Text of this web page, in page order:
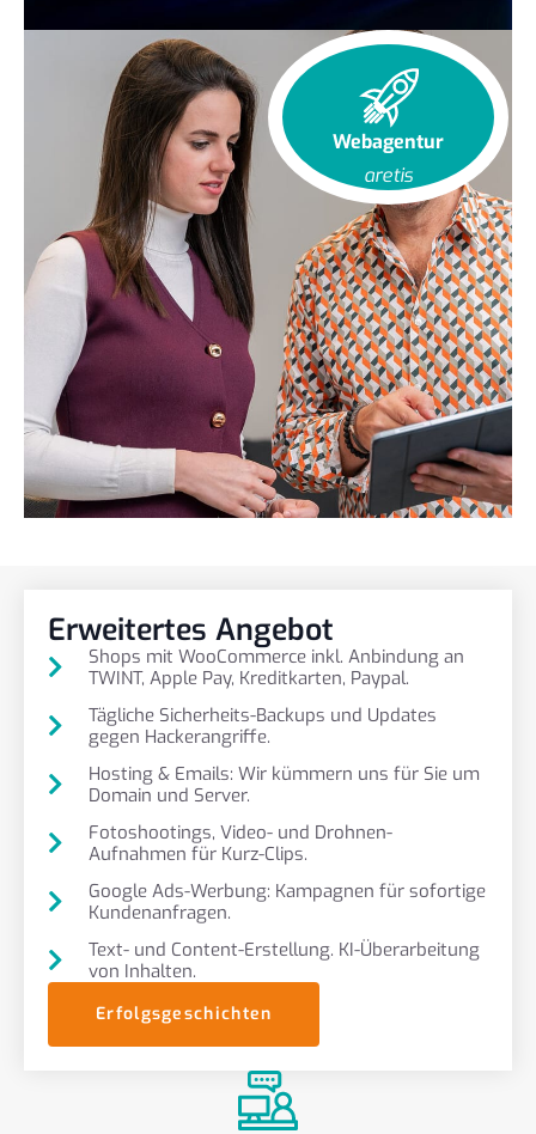
Webagentur
aretis
Erweitertes Angebot
Shops mit WooCommerce inkl. Anbindung an
TWINT, Apple Pay, Kreditkarten, Paypal.
Tägliche Sicherheits-Backups und Updates
gegen Hackerangriffe.
Hosting & Emails: Wir kümmern uns für Sie um
Domain und Server.
Fotoshootings, Video- und Drohnen-
Aufnahmen für Kurz-Clips.
Google Ads-Werbung: Kampagnen für sofortige
Kundenanfragen.
Text- und Content-Erstellung. KI-Überarbeitung
von Inhalten.
Erfolgsgeschichten